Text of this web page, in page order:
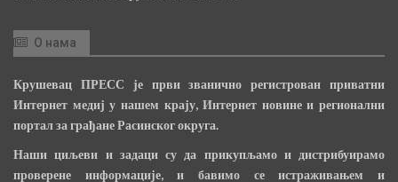
О нама
Крушевац ПРЕСС је први званично регистрован приватни
Интернет медиј у нашем крају, Интернет новине и регионални
портал за грађане Расинског округа.
Наши циљеви и задаци су да прикупљамо и дистрибуирамо
проверене информације, и бавимо се истраживањем и